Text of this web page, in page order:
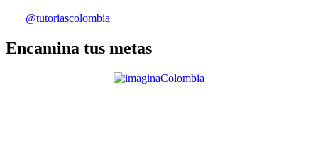
@tutoriascolombia
Encamina tus metas